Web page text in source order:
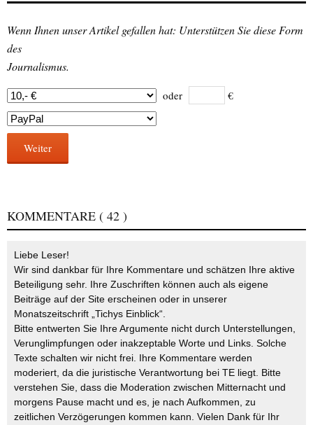
Wenn Ihnen unser Artikel gefallen hat: Unterstützen Sie diese Form
des
Journalismus.
oder €
Weiter
KOMMENTARE ( 42 )
Liebe Leser!
Wir sind dankbar für Ihre Kommentare und schätzen Ihre aktive
Beteiligung sehr. Ihre Zuschriften können auch als eigene
Beiträge auf der Site erscheinen oder in unserer
Monatszeitschrift „Tichys Einblick“.
Bitte entwerten Sie Ihre Argumente nicht durch Unterstellungen,
Verunglimpfungen oder inakzeptable Worte und Links. Solche
Texte schalten wir nicht frei. Ihre Kommentare werden
moderiert, da die juristische Verantwortung bei TE liegt. Bitte
verstehen Sie, dass die Moderation zwischen Mitternacht und
morgens Pause macht und es, je nach Aufkommen, zu
zeitlichen Verzögerungen kommen kann. Vielen Dank für Ihr